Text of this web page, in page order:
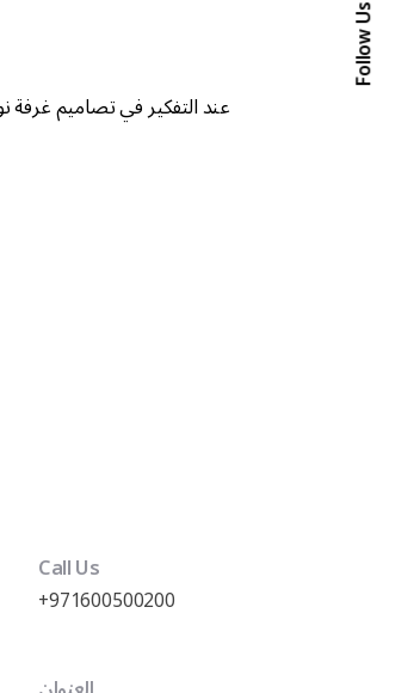
Follow Us
عند التفكير في تصاميم غرفة
Call Us
+971600500200